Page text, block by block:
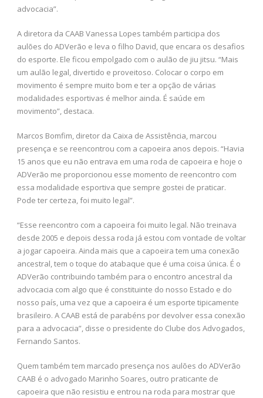
advocacia”.
A diretora da CAAB Vanessa Lopes também participa dos
aulões do ADVerão e leva o filho David, que encara os desafios
do esporte. Ele ficou empolgado com o aulão de jiu jitsu. “Mais
um aulão legal, divertido e proveitoso. Colocar o corpo em
movimento é sempre muito bom e ter a opção de várias
modalidades esportivas é melhor ainda. É saúde em
movimento”, destaca.
Marcos Bomfim, diretor da Caixa de Assistência, marcou
presença e se reencontrou com a capoeira anos depois. “Havia
15 anos que eu não entrava em uma roda de capoeira e hoje o
ADVerão me proporcionou esse momento de reencontro com
essa modalidade esportiva que sempre gostei de praticar.
Pode ter certeza, foi muito legal”.
“Esse reencontro com a capoeira foi muito legal. Não treinava
desde 2005 e depois dessa roda já estou com vontade de voltar
a jogar capoeira. Ainda mais que a capoeira tem uma conexão
ancestral, tem o toque do atabaque que é uma coisa única. É o
ADVerão contribuindo também para o encontro ancestral da
advocacia com algo que é constituinte do nosso Estado e do
nosso país, uma vez que a capoeira é um esporte tipicamente
brasileiro. A CAAB está de parabéns por devolver essa conexão
para a advocacia”, disse o presidente do Clube dos Advogados,
Fernando Santos.
Quem também tem marcado presença nos aulões do ADVerão
CAAB é o advogado Marinho Soares, outro praticante de
capoeira que não resistiu e entrou na roda para mostrar que